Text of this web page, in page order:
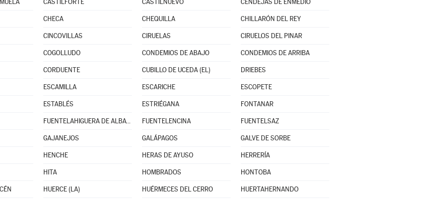
CASTILFORTE CASTILNUEVO CENDEJAS DE ENMEDIO
CHECA CHEQUILLA CHILLARÓN DEL REY
CINCOVILLAS CIRUELAS CIRUELOS DEL PINAR
COGOLLUDO CONDEMIOS DE ABAJO CONDEMIOS DE ARRIBA
CORDUENTE CUBILLO DE UCEDA (EL) DRIEBES
ESCAMILLA ESCARICHE ESCOPETE
ESTABLÉS ESTRIÉGANA FONTANAR
FUENTELAHIGUERA DE ALBATAGES FUENTELENCINA FUENTELSAZ
GAJANEJOS GALÁPAGOS GALVE DE SORBE
HENCHE HERAS DE AYUSO HERRERÍA
HITA HOMBRADOS HONTOBA
HUERCE (LA) HUÉRMECES DEL CERRO HUERTAHERNANDO